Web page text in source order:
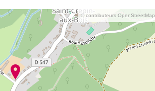
© contributeurs OpenStreetMap